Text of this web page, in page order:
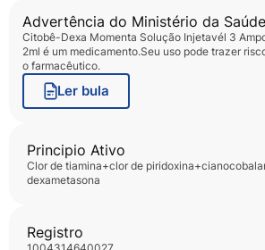
Advertência do Ministério da Saúde
Citobê-Dexa Momenta Solução Injetavél 3
2ml é um medicamento.Seu uso pode trazer
o farmacêutico.
Ler bula
Principio Ativo
clor de tiamina+clor de piridoxina+cianocobalamina+fosf dis de
dexametasona
Registro